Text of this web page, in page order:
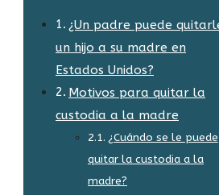
¿Un padre puede
un hijo a su madre en
Estados Unidos?
Motivos para quitar la
custodia a la madre
¿Cuándo se le puede
quitar la custodia a la
madre?